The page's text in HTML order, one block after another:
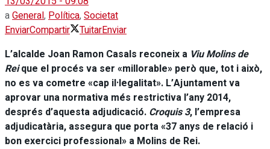
aGeneral,Política,Societat
EnviarCompartir TuitarEnviar
L’alcalde Joan Ramon Casals reconeix a Viu Molins de
Reique el procés va ser «millorable» però que, tot i això,
no es va cometre «cap il·legalitat». L’Ajuntament va
aprovar una normativa més restrictiva l’any 2014,
després d’aquesta adjudicació. Croquis 3, l’empresa
adjudicatària, assegura que porta «37 anys de relació i
bon exercici professional» a Molins de Rei.